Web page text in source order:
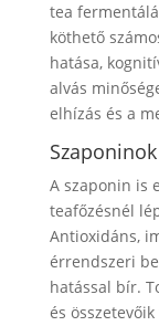
tea
köthető
hatása,
alvás
elhízás és a
Szaponinok
A szaponin is
teafőzésnél
Antioxidáns,
érrendszeri
hatással bír.
és